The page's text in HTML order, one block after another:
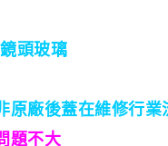
頭玻璃
原廠後蓋在維修行業
題不大